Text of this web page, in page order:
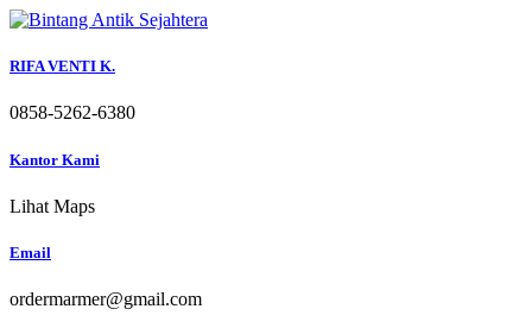
Skip
content
RIFA VENTI K.
0858-5262-6380
Kantor Kami
Lihat Maps
Email
ordermarmer@gmail.com